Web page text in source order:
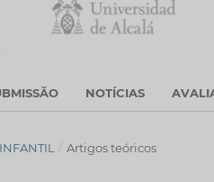
NOTÍCIAS
/ Artigos teóricos